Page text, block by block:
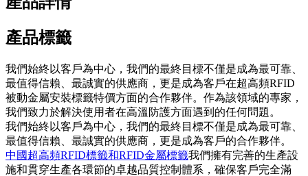
產品標籤
我們始終以客戶為中心，我們的最終目標不僅是成為最可靠、
最值得信賴、最誠實的供應商，更是成為客戶在超高頻RFID
被動金屬安裝標籤特價方面的合作夥伴。作為該領域的專家，
我們致力於解決使用者在高溫防護方面遇到的任何問題。
我們始終以客戶為中心，我們的最終目標不僅是成為最可靠、
最值得信賴、最誠實的供應商，更是成為客戶的合作夥伴。
中國超高頻RFID標籤和RFID金屬標籤我們擁有完善的生產設
施和貫穿生產各環節的卓越品質控制體系，確保客戶完全滿